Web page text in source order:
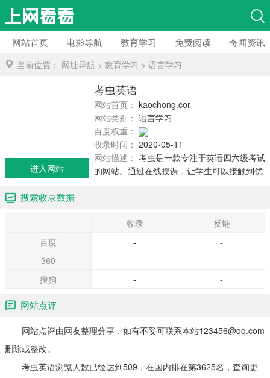
网站首页 电影导航 教育学习 免费阅读 奇闻资讯
当前位置： 网址导航 > 教育学习 > 语言学习
考虫英语
网站首页： kaochong.com
网站类别： 语言学习
百度权重：
收录时间： 2020-05-11
网站描述： 考虫是一款专注于英语四六级考试
的网站。通过在线授课，让学生可以接触到优
进入网站
搜索收录数据
收录
反链
百度
-
-
360
-
-
搜狗
- -
网站点评
网站点评由网友整理分享，如有不妥可联系本站123456@qq.com
删除或整改。
考虫英语浏览人数已经达到509，在国内排在第3625名，查询更